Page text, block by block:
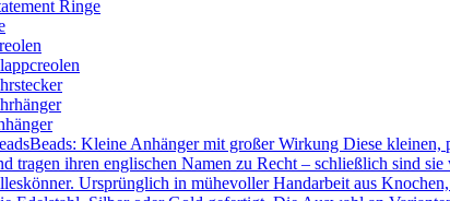
Ringe
Beads: Kleine Anhänger mit großer Wirkung Diese kleinen,
tragen ihren englischen Namen zu Recht – schließlich sind
Ursprünglich in mühevoller Handarbeit aus